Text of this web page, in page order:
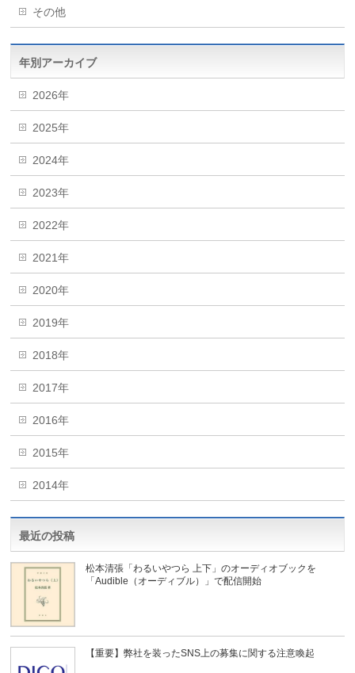
その他
年別アーカイブ
2026年
2025年
2024年
2023年
2022年
2021年
2020年
2019年
2018年
2017年
2016年
2015年
2014年
最近の投稿
松本清張「わるいやつら 上下」のオーディオブックを
「Audible（オーディブル）」で配信開始
【重要】弊社を装ったSNS上の募集に関する注意喚起